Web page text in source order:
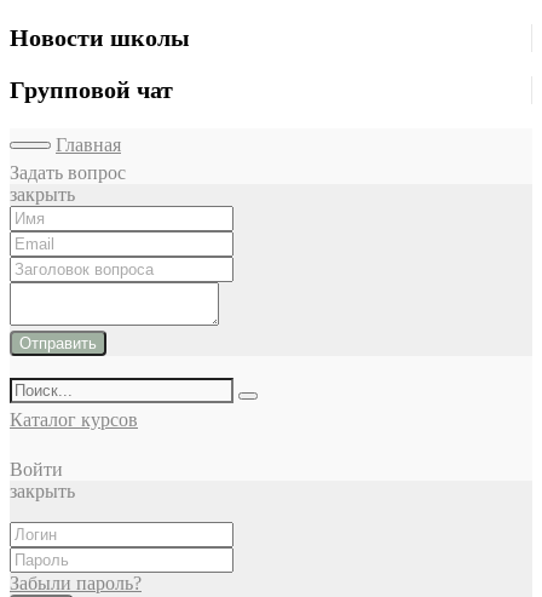
Новости школы
Групповой чат
Главная
Задать вопрос
закрыть
Отправить
Каталог курсов
Войти
закрыть
Забыли пароль?